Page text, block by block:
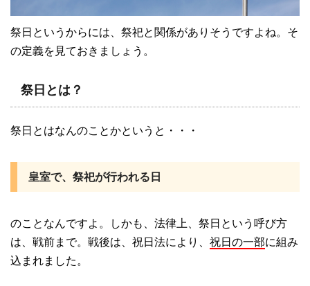
祭日というからには、祭祀と関係がありそうですよね。そ
の定義を見ておきましょう。
祭日とは？
祭日とはなんのことかというと・・・
皇室で、祭祀が行われる日
のことなんですよ。しかも、法律上、祭日という呼び方
は、戦前まで。戦後は、祝日法により、 祝日の一部に組み
込まれました。